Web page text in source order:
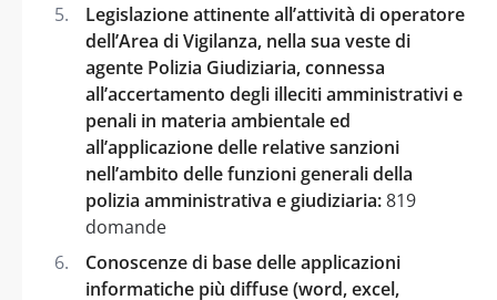
Legislazione attinente all’attività di operatore
dell’Area di Vigilanza, nella sua veste di
agente Polizia Giudiziaria, connessa
all’accertamento degli illeciti amministrativi e
penali in materia ambientale ed
all’applicazione delle relative sanzioni
nell’ambito delle funzioni generali della
polizia amministrativa e giudiziaria:819
domande
Conoscenze di base delle applicazioni
informatiche più diffuse (word, excel,